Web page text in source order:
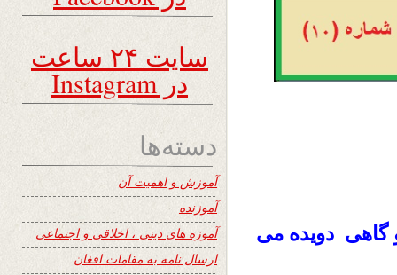
دویده می
سایت ۲۴ ساعت
در Instagram
دسته‌ها
آموزش و اهمیت آن
آموزنده
آموزه های دینی ، اخلاقی و اجتماعی
ارسال نامه به مقامات افغان